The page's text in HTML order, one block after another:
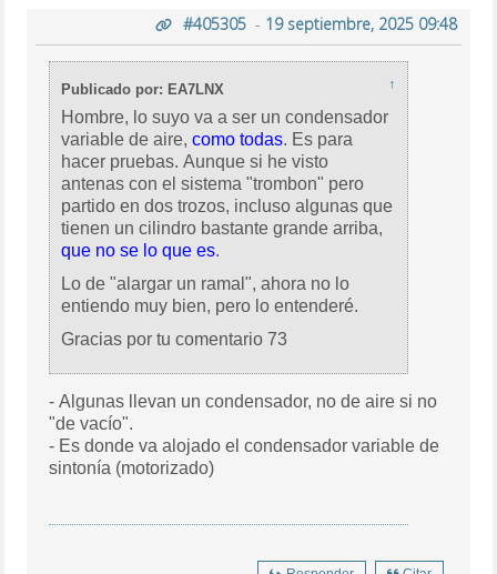
#405305- 19 septiembre, 2025 09:48
Publicado por: EA7LNX ↑
Hombre, lo suyo va a ser un condensador
variable de aire,como todas. Es para
hacer pruebas. Aunque si he visto
antenas con el sistema "trombon" pero
partido en dos trozos, incluso algunas que
tienen un cilindro bastante grande arriba,
que no se lo que es.
Lo de "alargar un ramal", ahora no lo
entiendo muy bien, pero lo entenderé.
Gracias por tu comentario 73
- Algunas llevan un condensador, no de aire si no
"de vacío".
- Es donde va alojado el condensador variable de
sintonía (motorizado)